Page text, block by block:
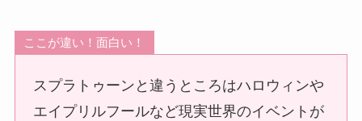
ここが違い！面白い！
スプラトゥーンと違うところはハロウィンや
エイプリルフールなど現実世界のイベントが